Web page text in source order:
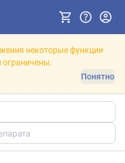
некоторые функции
ограничены.
Понятно